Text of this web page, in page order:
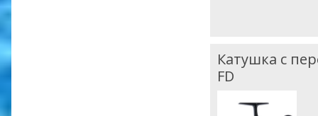
Катушка с
FD